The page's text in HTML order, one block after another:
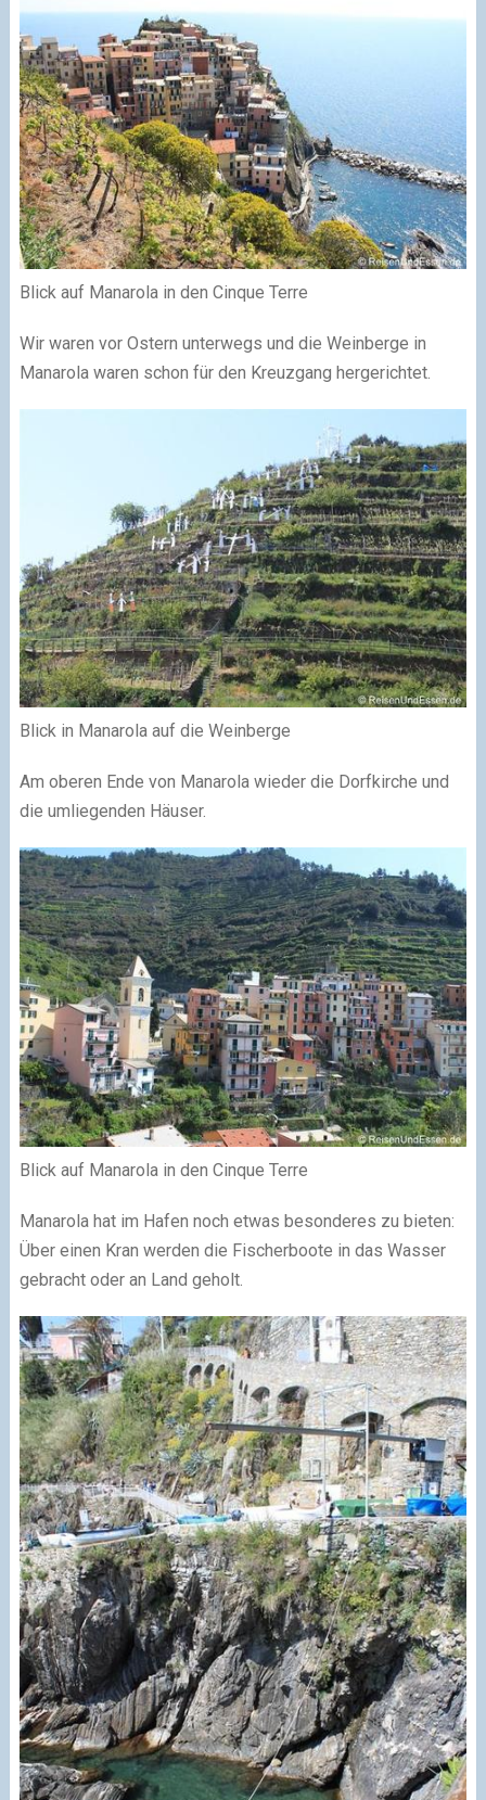
Blick auf Manarola in den Cinque Terre
Wir waren vor Ostern unterwegs und die Weinberge in
Manarola waren schon für den Kreuzgang hergerichtet.
Blick in Manarola auf die Weinberge
Am oberen Ende von Manarola wieder die Dorfkirche und
die umliegenden Häuser.
Blick auf Manarola in den Cinque Terre
Manarola hat im Hafen noch etwas besonderes zu bieten:
Über einen Kran werden die Fischerboote in das Wasser
gebracht oder an Land geholt.